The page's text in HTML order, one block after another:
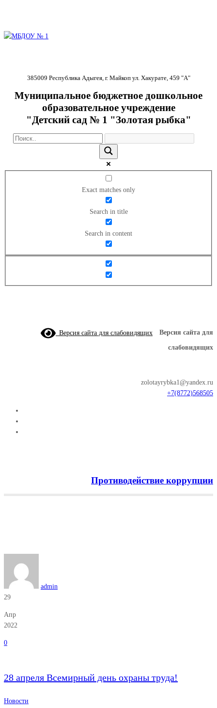
385009 Республика Адыгея, г. Майкоп ул. Хакурате, 459 "А"
Муниципальное бюджетное дошкольное
образовательное учреждение
"Детский сад № 1 "Золотая рыбка"
Exact matches only
Search in title
Search in content
Версия сайта для слабовидящих Версия сайта для
слабовидящих
zolotayrybka1@yandex.ru
+7(8772)568505
Противодействие коррупции
admin
29
Апр
2022
0
28 апреля Всемирный день охраны труда!
Новости